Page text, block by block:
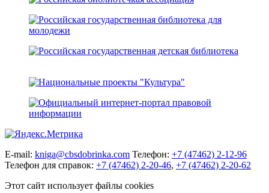
E-mail: kniga@cbsdobrinka.com Телефон: +7 (47462) 2-12-96
Телефон для справок: +7 (47462) 2-20-46, +7 (47462) 2-20-62
Этот сайт использует файлы cookies